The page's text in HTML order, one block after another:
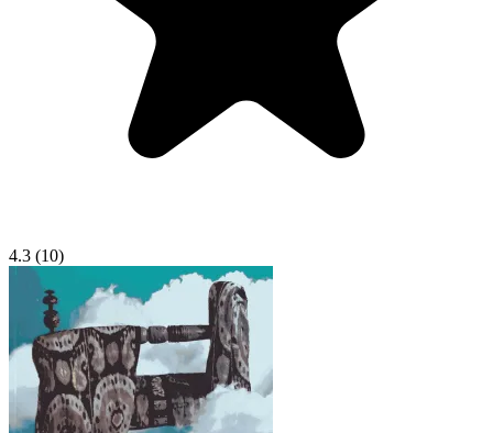
4.3 (10)